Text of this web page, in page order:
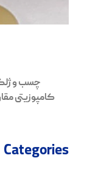
چسب و
کامپوزیتی
Categories